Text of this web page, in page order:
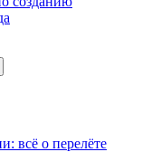
всё о перелёте